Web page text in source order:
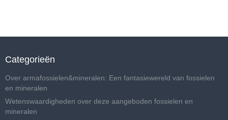
Categorieën
Over armafossielen&mineralen: Een fantasiewereld van fossielen
en mineralen
Wetenswaardigheden over deze aangeboden fossielen en
mineralen